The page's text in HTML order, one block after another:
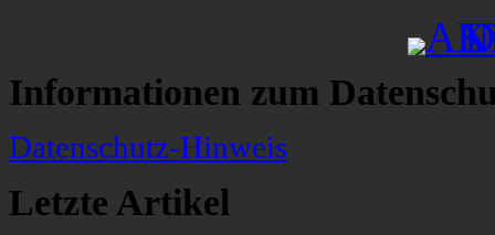
Informationen zum
Datenschutz-Hinweis
Letzte Artikel